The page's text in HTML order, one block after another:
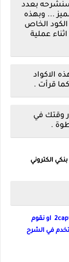
بعدد
... وبهذه
الخاص
عملية
الاكواد
قرأت .
وقتك في
.
الكتروني
2captcha او نقوم
في الشرح